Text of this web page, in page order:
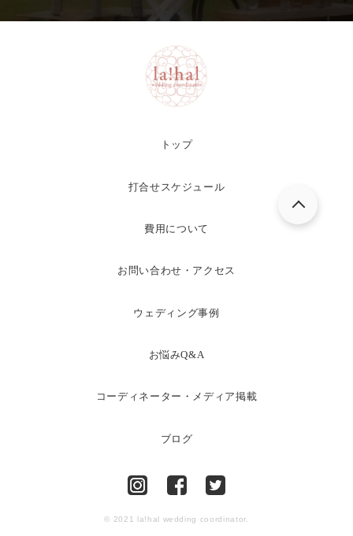
トップ
打合せスケジュール
費用について
お問い合わせ・アクセス
ウェディング事例
お悩みQ&A
コーディネーター・メディア掲載
ブログ
© 2021 la!hal wedding coordinator.